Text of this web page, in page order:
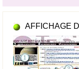
AFFICHAGE